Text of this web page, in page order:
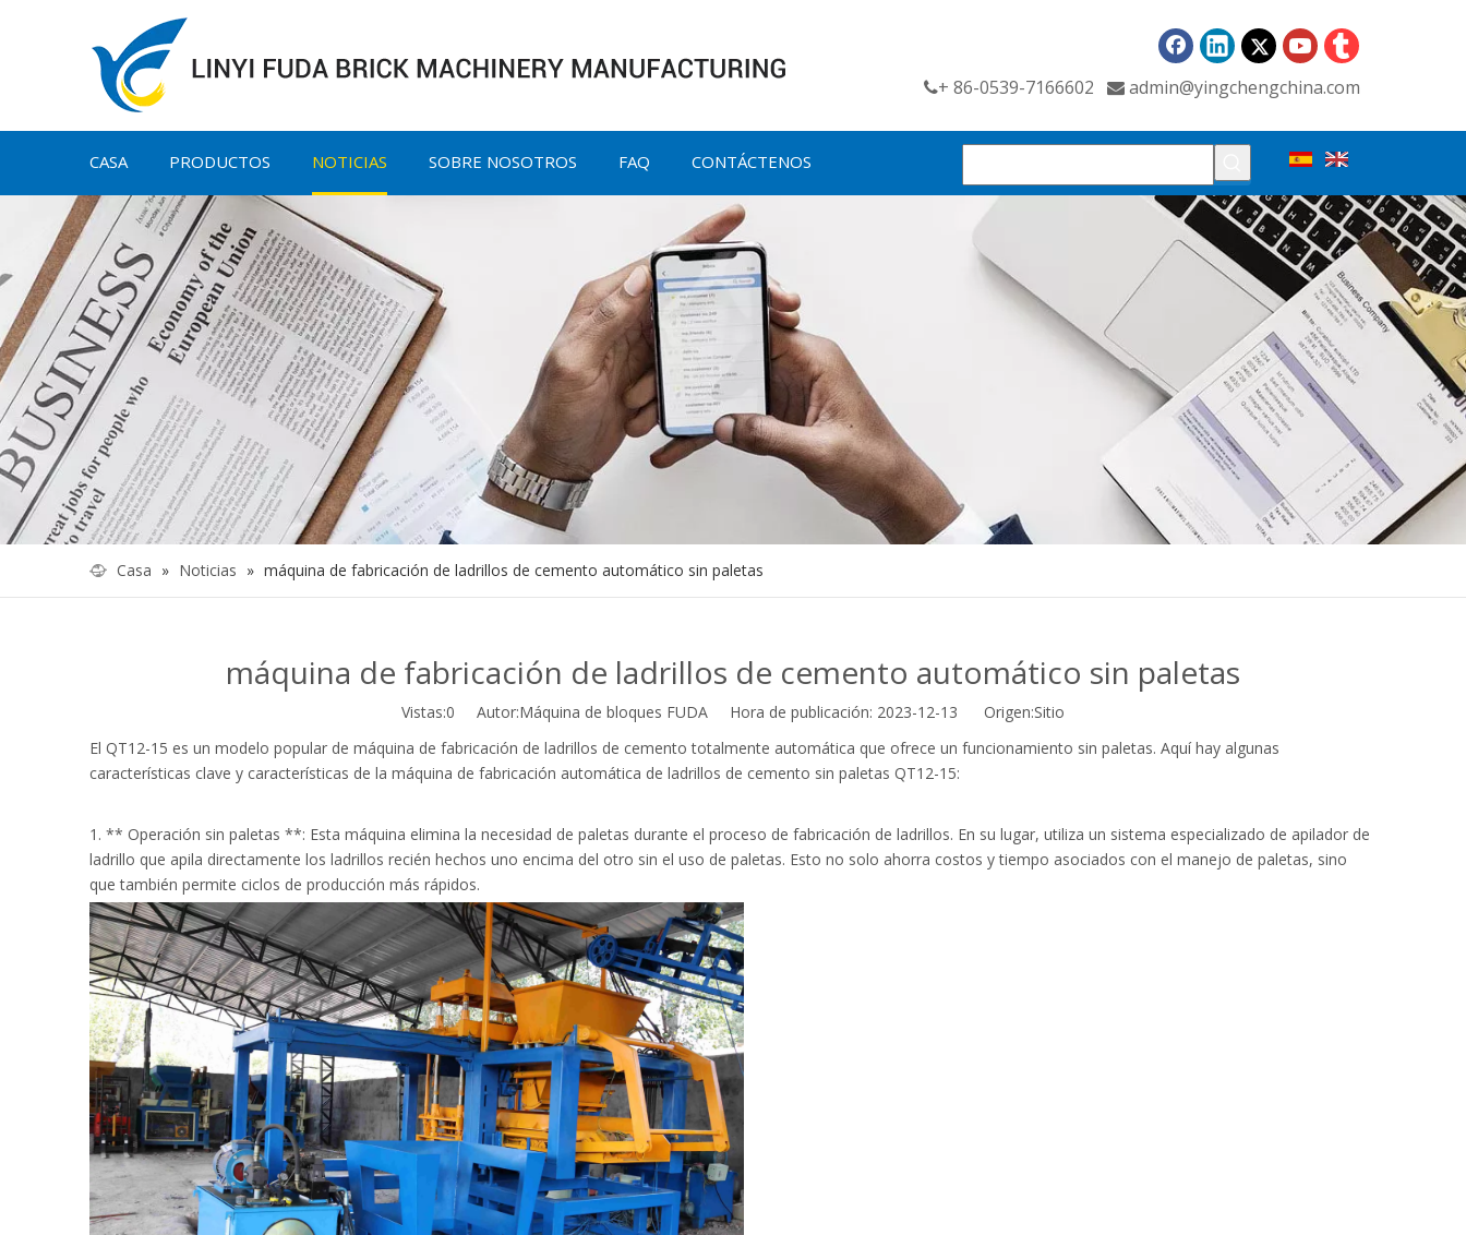
+ 86-0539-7166602  admin@yingchengchina.com
CASA PRODUCTOS NOTICIAS SOBRE NOSOTROS FAQ CONTÁCTENOS
Casa » Noticias » máquina de fabricación de ladrillos de cemento automático sin paletas
máquina de fabricación de ladrillos de cemento automático sin paletas
Vistas:0 Autor:Máquina de bloques FUDA Hora de publicación: 2023-12-13 Origen:Sitio
El QT12-15 es un modelo popular de máquina de fabricación de ladrillos de cemento totalmente automática que ofrece un funcionamiento sin paletas. Aquí hay algunas
características clave y características de la máquina de fabricación automática de ladrillos de cemento sin paletas QT12-15:
1. ** Operación sin paletas **: Esta máquina elimina la necesidad de paletas durante el proceso de fabricación de ladrillos. En su lugar, utiliza un sistema especializado de apilador de
ladrillo que apila directamente los ladrillos recién hechos uno encima del otro sin el uso de paletas. Esto no solo ahorra costos y tiempo asociados con el manejo de paletas, sino
que también permite ciclos de producción más rápidos.